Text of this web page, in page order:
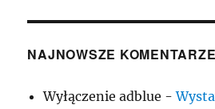
NAJNOWSZE KOMENTARZE
Wyłączenie adblue -